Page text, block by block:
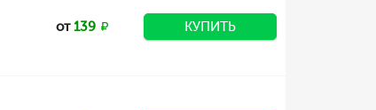
от139 КУПИТЬ